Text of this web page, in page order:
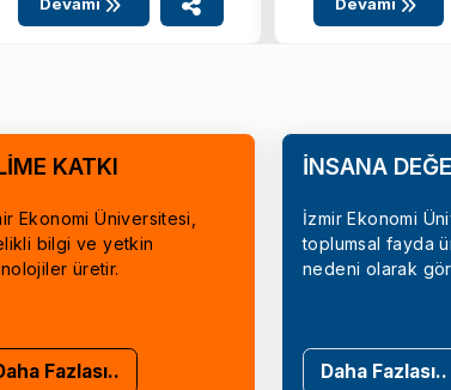
Devamı Devamı
KATKI
Ekonomi Üniversitesi,
bilgi ve yetkin
üretir.
Fazlası..
İNSANA
İzmir Ekonomi
toplumsal fayda
nedeni olarak
Daha Fazlası..